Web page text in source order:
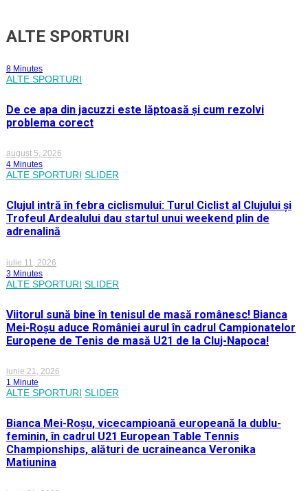
ALTE SPORTURI
8 Minutes
ALTE SPORTURI
De ce apa din jacuzzi este lăptoasă și cum rezolvi
problema corect
august 5, 2026
4 Minutes
ALTE SPORTURI SLIDER
Clujul intră în febra ciclismului: Turul Ciclist al Clujului și
Trofeul Ardealului dau startul unui weekend plin de
adrenalină
iulie 11, 2026
3 Minutes
ALTE SPORTURI SLIDER
Viitorul sună bine în tenisul de masă românesc! Bianca
Mei-Roșu aduce României aurul în cadrul Campionatelor
Europene de Tenis de masă U21 de la Cluj-Napoca!
iunie 21, 2026
1 Minute
ALTE SPORTURI SLIDER
Bianca Mei-Roșu, vicecampioană europeană la dublu-
feminin, în cadrul U21 European Table Tennis
Championships, alături de ucraineanca Veronika
Matiunina